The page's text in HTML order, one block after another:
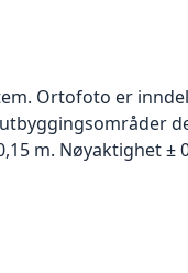
Ortofoto er
m. Nøyaktighet ±